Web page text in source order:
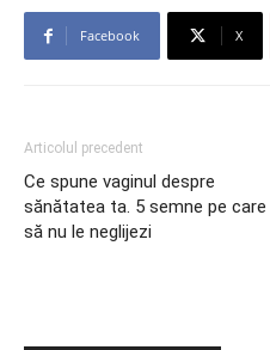
Facebook X
Articolul precedent
Ce spune vaginul despre
sănătatea ta. 5 semne pe care
să nu le neglijezi